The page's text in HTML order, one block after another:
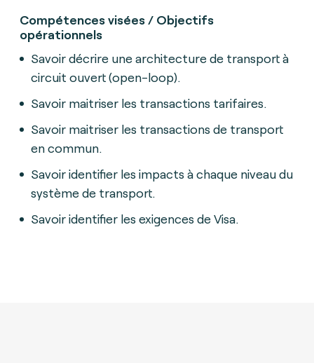
Compétences visées / Objectifs
opérationnels
Savoir décrire une architecture de transport à
circuit ouvert (open-loop).
Savoir maitriser les transactions tarifaires.
Savoir maitriser les transactions de transport
en commun.
Savoir identifier les impacts à chaque niveau du
système de transport.
Savoir identifier les exigences de Visa.